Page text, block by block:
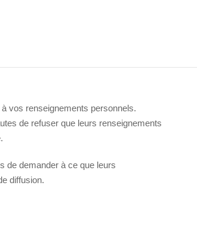
vos renseignements personnels.
de refuser que leurs renseignements
de demander à ce que leurs
diffusion.